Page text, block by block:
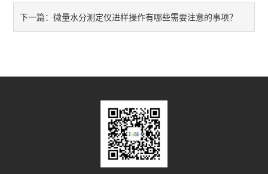
下一篇：微量水分测定仪进样操作有哪些需要注意的事项？